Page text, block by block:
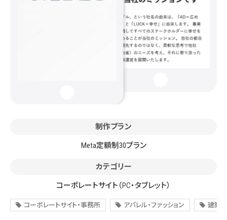
制作プラン
Meta定額制30プラン
カテゴリー
コーポレートサイト （PC・タブレット）
コーポレートサイト・事務所 アパレル・ファッション 建築・